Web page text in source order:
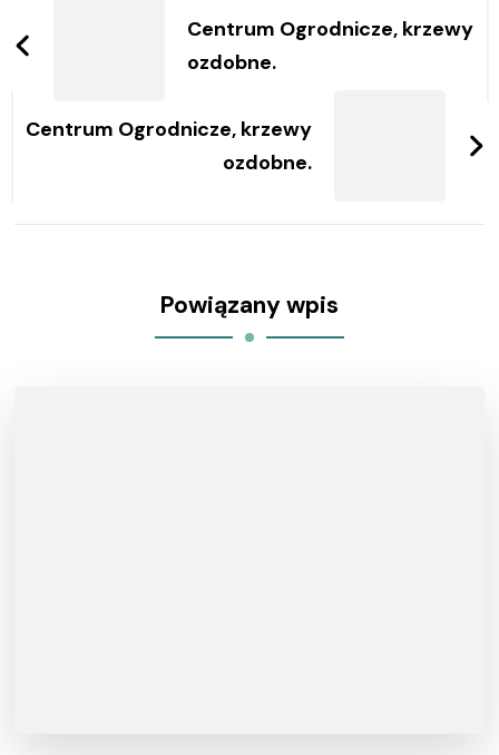
wpisy
Centrum Ogrodnicze, krzewy
ozdobne.
Centrum Ogrodnicze, krzewy
ozdobne.
Powiązany wpis